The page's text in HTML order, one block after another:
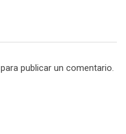
para publicar un comentario.